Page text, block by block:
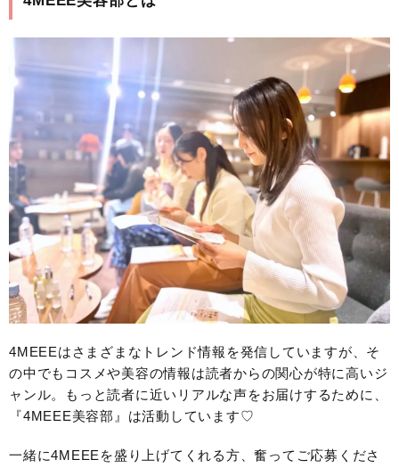
4MEEEはさまざまなトレンド情報を発信していますが、そ
の中でもコスメや美容の情報は読者からの関心が特に高いジ
ャンル。もっと読者に近いリアルな声をお届けするために、
『4MEEE美容部』は活動しています♡
一緒に4MEEEを盛り上げてくれる方、奮ってご応募くださ